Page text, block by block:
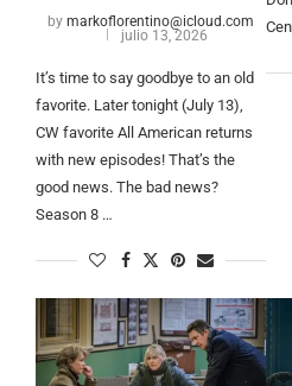
by markoflorentino@icloud.com
julio 13, 2026
It’s time to say goodbye to an old
favorite. Later tonight (July 13),
CW favorite All American returns
with new episodes! That’s the
good news. The bad news?
Season 8 …